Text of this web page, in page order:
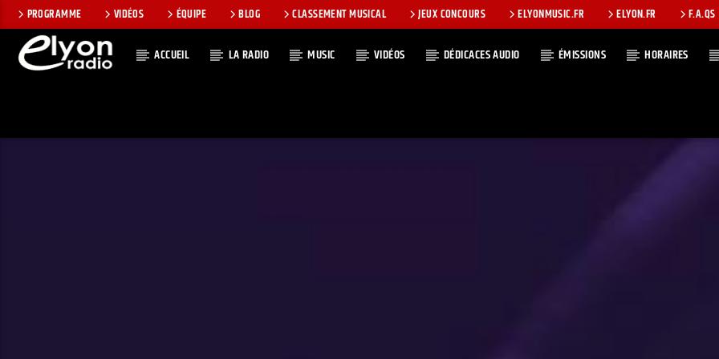
PROGRAMME VIDÉOS ÉQUIPE BLOG CLASSEMENT MUSICAL JEUX CONCOURS ELYONMUSIC.FR ELYON.FR F.A.QS
ACCUEIL LA RADIO MUSIC VIDÉOS DÉDICACES AUDIO ÉMISSIONS HORAIRES